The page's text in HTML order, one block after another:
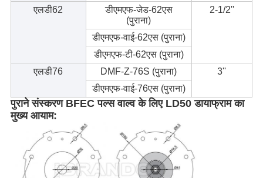
एलडी62
डीएमएफ-जेड-62एस
(पुराना)
2-1/2''
डीएमएफ-वाई-62एस (पुराना)
डीएमएफ-टी-62एस (पुराना)
एलडी76
DMF-Z-76S (पुराना)
3''
डीएमएफ-वाई-76एस (पुराना)
पुराने संस्करण BFEC पल्स वाल्व के लिए LD50 डायाफ्राम का
मुख्य आयाम: